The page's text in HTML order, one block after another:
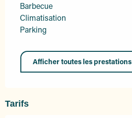
Barbecue
Climatisation
Parking
Afficher toutes les prestations
Tarifs